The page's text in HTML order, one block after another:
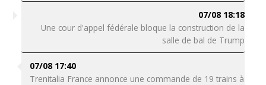
07/08 18:18
Une cour d'appel fédérale bloque la construction de la
salle de bal de Trump
07/08 17:40
Trenitalia France annonce une commande de 19 trains à